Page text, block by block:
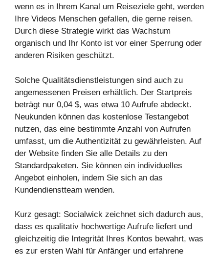
wenn es in Ihrem Kanal um Reiseziele geht, werden
Ihre Videos Menschen gefallen, die gerne reisen.
Durch diese Strategie wirkt das Wachstum
organisch und Ihr Konto ist vor einer Sperrung oder
anderen Risiken geschützt.
Solche Qualitätsdienstleistungen sind auch zu
angemessenen Preisen erhältlich. Der Startpreis
beträgt nur 0,04 $, was etwa 10 Aufrufe abdeckt.
Neukunden können das kostenlose Testangebot
nutzen, das eine bestimmte Anzahl von Aufrufen
umfasst, um die Authentizität zu gewährleisten. Auf
der Website finden Sie alle Details zu den
Standardpaketen. Sie können ein individuelles
Angebot einholen, indem Sie sich an das
Kundendienstteam wenden.
Kurz gesagt: Socialwick zeichnet sich dadurch aus,
dass es qualitativ hochwertige Aufrufe liefert und
gleichzeitig die Integrität Ihres Kontos bewahrt, was
es zur ersten Wahl für Anfänger und erfahrene